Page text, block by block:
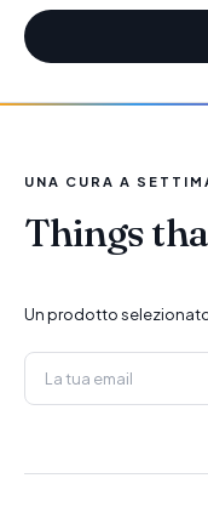
UNA CURA A
Things
Un prodotto